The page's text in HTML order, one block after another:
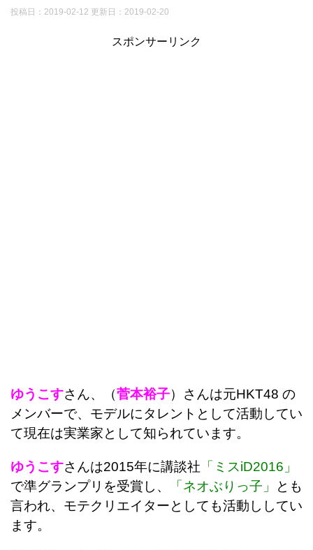
投稿日：2019-02-12 更新日： 2019-02-20
スポンサーリンク
ゆうこすさん、（菅本裕子）さんは元HKT48 の
メンバーで、モデルにタレントとして活動してい
て現在は実業家として知られています。
ゆうこすさんは2015年に講談社 「ミスiD2016」
で準グランプリを受賞し、
「ネオぶりっ子」
とも
言われ、モテクリエイターとしても活動ししてい
ます。